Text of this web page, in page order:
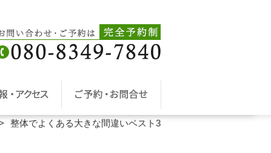
整体でよくある大きな間違いベスト3